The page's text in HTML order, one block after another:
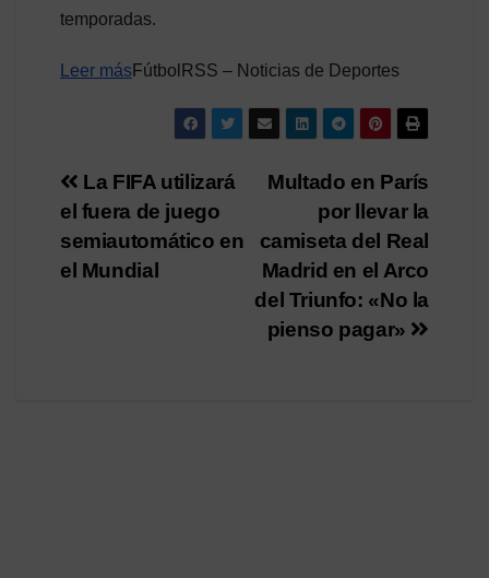
temporadas.
Leer másFútbolRSS – Noticias de Deportes
Navegación
de
entradas
Multado en París
por llevar la
camiseta del Real
Madrid en el Arco
del Triunfo: «No la
pienso pagar»
La FIFA utilizará
el fuera de juego
semiautomático en
el Mundial